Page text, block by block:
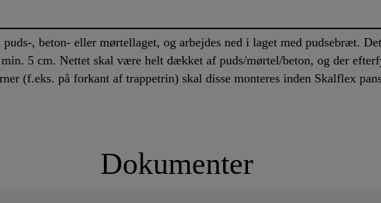
puds-, beton- eller mørtellaget, og arbejdes ned i laget med pudsebræt.
5 cm. Nettet skal være helt dækket af puds/mørtel/beton, og der
(f.eks. på forkant af trappetrin) skal disse monteres inden Skalflex
Dokumenter